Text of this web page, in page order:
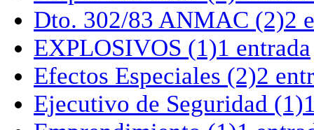
Dto. 302/83 ANMAC (2)2
EXPLOSIVOS (1)1 entrada
Efectos Especiales (2)2
Ejecutivo de Seguridad (1)